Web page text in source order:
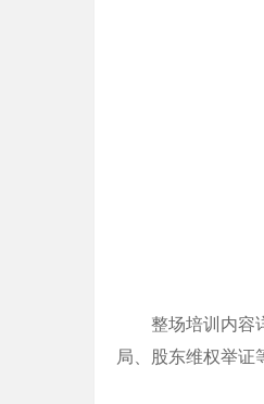
整场培训内容
局、股东维权举证